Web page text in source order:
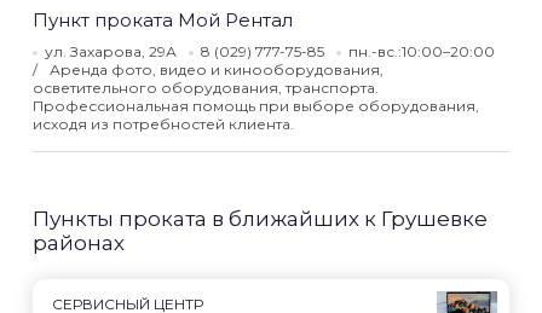
Пункт проката Мой Рентал
ул. Захарова, 29А 8 (029) 777-75-85
пн.-вс.:10:00–20:00
Аренда фото, видео и кинооборудования,
осветительного оборудования, транспорта.
Профессиональная помощь при выборе оборудования,
исходя из потребностей клиента.
Пункты проката в ближайших к Грушевке
районах
СЕРВИСНЫЙ ЦЕНТР